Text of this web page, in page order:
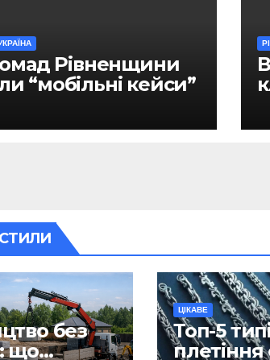
Рівненщини
“мобільні кейси”
без
що
ЦІКАВЕ
Топ-5
плетіння